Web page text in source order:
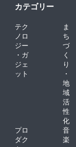
カテゴリー
テク
ノロ
ジー
・ガ
ジェ
ット
ま
ち
づ
く
り
・
地
域
活
性
化
プロ
ダク
音
楽